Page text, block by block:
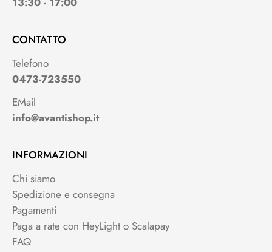
CONTATTO
Telefono
0473-723550
EMail
info@avantishop.it
INFORMAZIONI
Chi siamo
Spedizione e consegna
Pagamenti
Paga a rate con HeyLight o Scalapay
FAQ